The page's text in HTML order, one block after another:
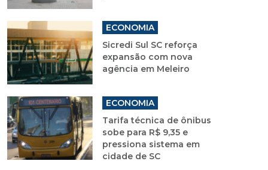
ECONOMIA
Sicredi Sul SC reforça
expansão com nova
agência em Meleiro
ECONOMIA
Tarifa técnica de ônibus
sobe para R$ 9,35 e
pressiona sistema em
cidade de SC